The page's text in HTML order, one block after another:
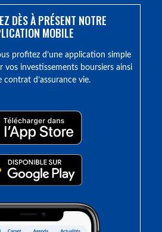
DÈS À PRÉSENT NOTRE
MOBILE
profitez d’une application simple
vos investissements boursiers ainsi
contrat d’assurance vie.